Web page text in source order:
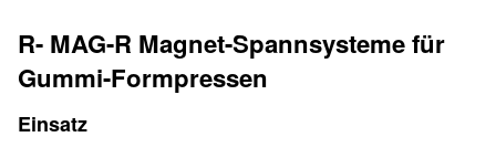
R- MAG-R Magnet-Spannsysteme für
Gummi-Formpressen
Einsatz